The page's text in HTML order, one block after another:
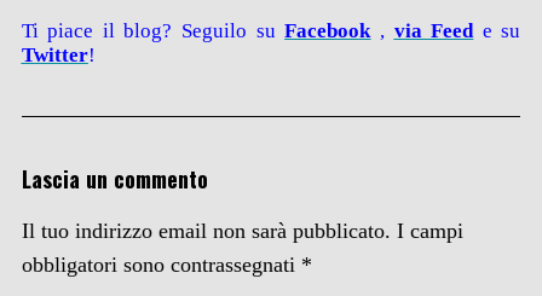
Ti piace il blog? Seguilo su Facebook , viaFeede su
Twitter!
Lascia un commento
Il tuo indirizzo email non sarà pubblicato. I campi
obbligatori sono contrassegnati *